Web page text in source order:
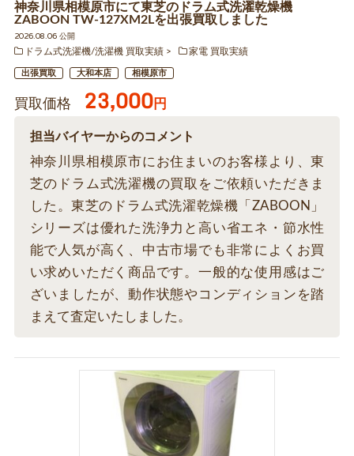
神奈川県相模原市にて東芝のドラム式洗濯乾燥機
ZABOON TW-127XM2Lを出張買取しました
2026.08.06 公開
ドラム式洗濯機/洗濯機 買取実績
家電 買取実績
出張買取 大和本店 相模原市
買取価格 23,000円
担当バイヤーからのコメント
神奈川県相模原市にお住まいのお客様より、東
芝のドラム式洗濯機の買取をご依頼いただきま
した。東芝のドラム式洗濯乾燥機「ZABOON」
シリーズは優れた洗浄力と高い省エネ・節水性
能で人気が高く、中古市場でも非常によくお買
い求めいただく商品です。一般的な使用感はご
ざいましたが、動作状態やコンディションを踏
まえて査定いたしました。